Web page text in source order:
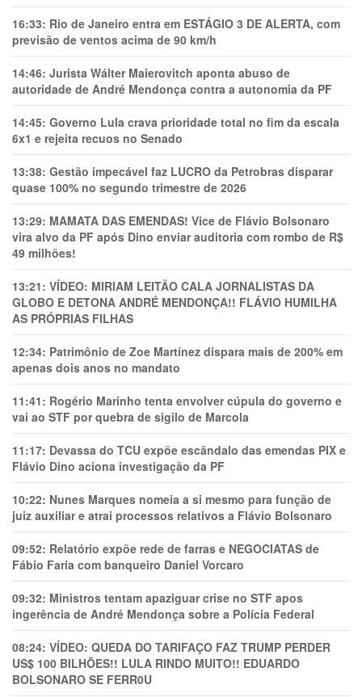
16:33: Rio de Janeiro entra em ESTÁGIO 3 DE ALERTA, com
previsão de ventos acima de 90 km/h
14:46: Jurista Wálter Maierovitch aponta abuso de
autoridade de André Mendonça contra a autonomia da PF
14:45: Governo Lula crava prioridade total no fim da escala
6x1 e rejeita recuos no Senado
13:38: Gestão impecável faz LUCRO da Petrobras disparar
quase 100% no segundo trimestre de 2026
13:29: MAMATA DAS EMENDAS! Vice de Flávio Bolsonaro
vira alvo da PF após Dino enviar auditoria com rombo de R$
49 milhões!
13:21: VÍDEO: MIRIAM LEITÃO CALA JORNALISTAS DA
GLOBO E DETONA ANDRÉ MENDONÇA!! FLÁVIO HUMILHA
AS PRÓPRIAS FILHAS
12:34: Patrimônio de Zoe Martínez dispara mais de 200% em
apenas dois anos no mandato
11:41: Rogério Marinho tenta envolver cúpula do governo e
vai ao STF por quebra de sigilo de Marcola
11:17: Devassa do TCU expõe escândalo das emendas PIX e
Flávio Dino aciona investigação da PF
10:22: Nunes Marques nomeia a si mesmo para função de
juiz auxiliar e atrai processos relativos a Flávio Bolsonaro
09:52: Relatório expõe rede de farras e NEGOCIATAS de
Fábio Faria com banqueiro Daniel Vorcaro
09:32: Ministros tentam apaziguar crise no STF apos
ingerência de André Mendonça sobre a Polícia Federal
08:24: VÍDEO: QUEDA DO TARIFAÇO FAZ TRUMP PERDER
US$ 100 BILHÕES!! LULA RINDO MUITO!! EDUARDO
BOLSONARO SE FERR0U